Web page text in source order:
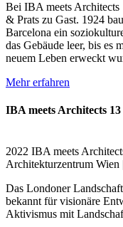
Bei IBA meets Architects
& Prats zu Gast. 1924
Barcelona ein
das Gebäude leer, bis es
neuem Leben erweckt
Mehr erfahren
IBA meets Architects 13
2022 IBA meets
Architekturzentrum Wien
Das Londoner
bekannt für visionäre
Aktivismus mit